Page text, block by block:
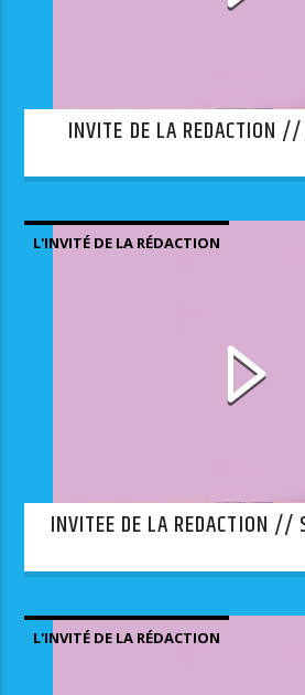
INVITE DE LA REDACTION //
L'INVITÉ DE LA RÉDACTION
INVITEE DE LA REDACTION //
L'INVITÉ DE LA RÉDACTION